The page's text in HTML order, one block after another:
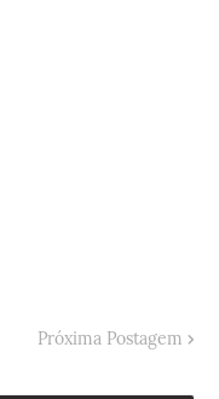
Próxima Postagem